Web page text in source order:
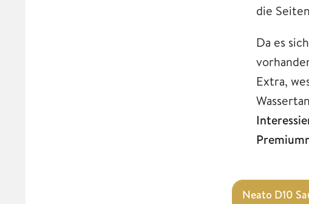
die
Da es
Extra,
Neato D10